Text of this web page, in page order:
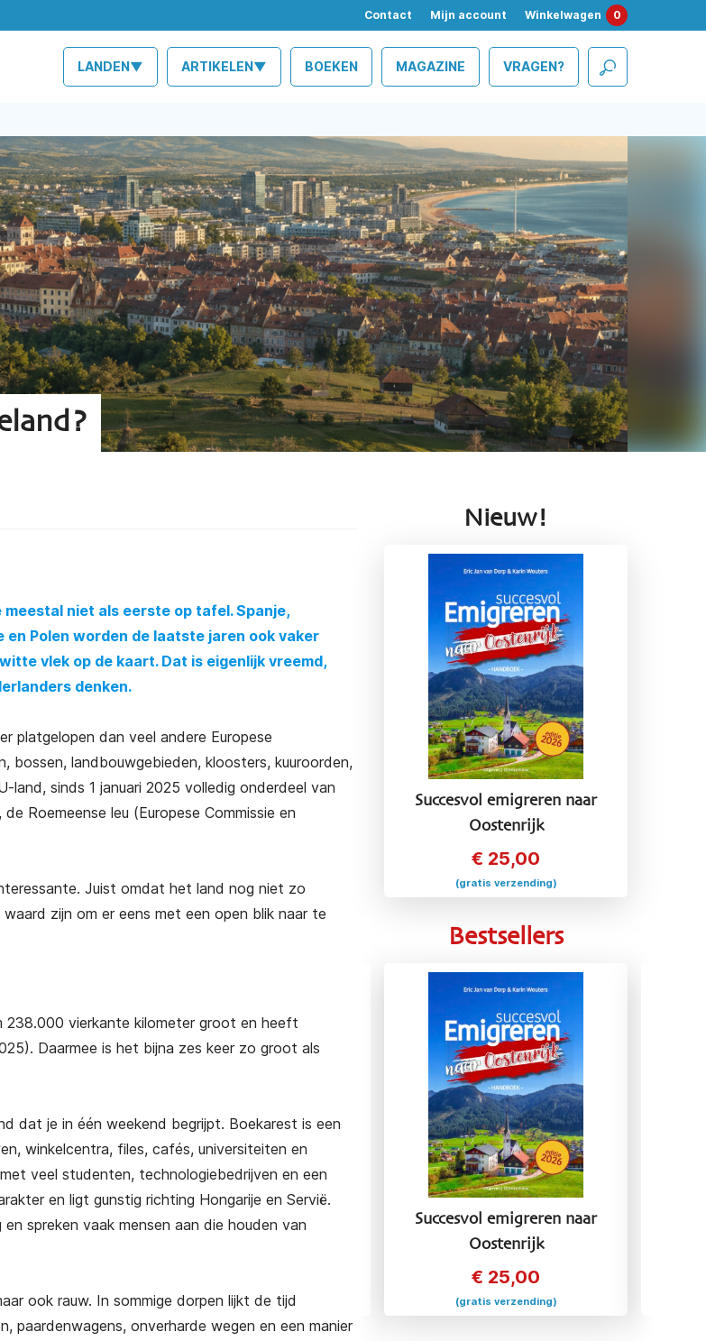
Contact Mijn account Winkelwagen 0
LANDEN▼ ARTIKELEN▼ BOEKEN MAGAZINE VRAGEN?
niet als eerste op tafel. Spanje,
en Polen worden de laatste jaren ook vaker
vlek op de kaart. Dat is eigenlijk vreemd,
denken.
platgelopen dan veel andere Europese
bossen, landbouwgebieden, kloosters, kuuroorden,
sinds 1 januari 2025 volledig onderdeel van
Roemeense leu (Europese Commissie en
Juist omdat het land nog niet zo
zijn om er eens met een open blik naar te
238.000 vierkante kilometer groot en heeft
Daarmee is het bijna zes keer zo groot als
dat je in één weekend begrijpt. Boekarest is een
winkelcentra, files, cafés, universiteiten en
veel studenten, technologiebedrijven en een
en ligt gunstig richting Hongarije en Servië.
spreken vaak mensen aan die houden van
ook rauw. In sommige dorpen lijkt de tijd
paardenwagens, onverharde wegen en een manier
Nieuw!
Succesvol emigreren naar
Oostenrijk
€ 25,00
(gratis verzending)
Bestsellers
Succesvol emigreren naar
(gratis verzending)
Succesvol emigreren naar
Succesvol emigreren